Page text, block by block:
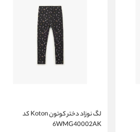
لگ نوزاد دختر کوتون Koton کد
6WMG40002AK